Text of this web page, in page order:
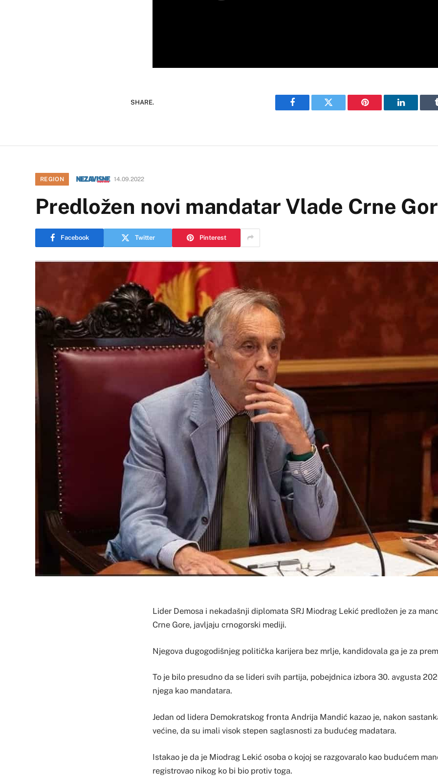
SHARE.
Facebook Twitter Pinterest LinkedIn
REGION 14.09.2022
Predložen novi mandatar Vlade Crne
Facebook Twitter Pinterest
Lider Demosa i nekadašnji diplomata SRJ Miodrag Lekić predložen je za
Crne Gore, javljaju crnogorski mediji.
Njegova dugogodišnjeg politička karijera bez mrlje, kandidovala ga je za
To je bilo presudno da se lideri svih partija, pobejdnica izbora 30. avgusta
njega kao mandatara.
Jedan od lidera Demokratskog fronta Andrija Mandić kazao je, nakon
većine, da su imali visok stepen saglasnosti za budućeg madatara.
Istakao je da je Miodrag Lekić osoba o kojoj se razgovaralo kao budućem
registrovao nikog ko bi bio protiv toga.